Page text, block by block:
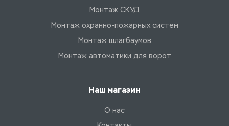
Монтаж СКУД
Монтаж охранно-пожарных систем
Монтаж шлагбаумов
Монтаж автоматики для ворот
Наш магазин
О нас